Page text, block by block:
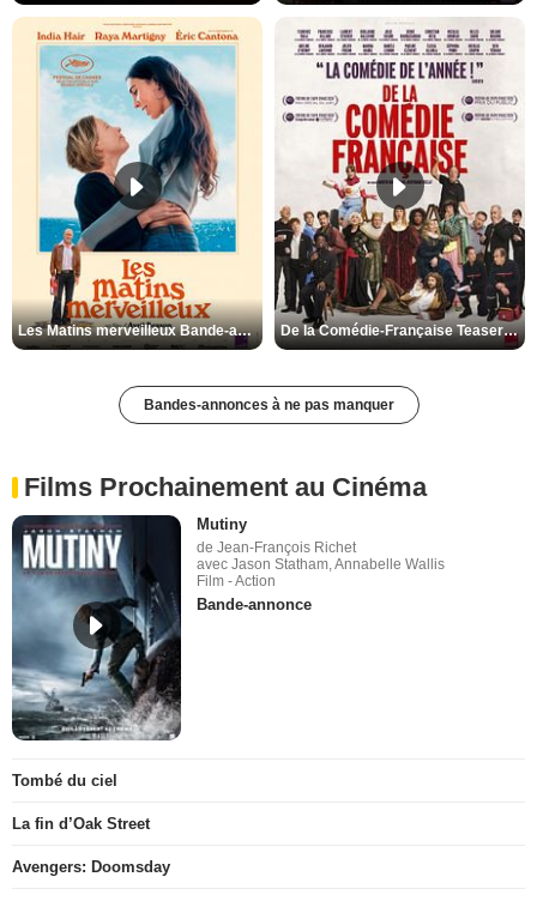
Les Matins merveilleux Bande-annonce VF De la Comédie-Française Teaser VF
Bandes-annonces à ne pas manquer
Films Prochainement au Cinéma
Mutiny
de Jean-François Richet
avec Jason Statham, Annabelle Wallis
Film - Action
Bande-annonce
Tombé du ciel
La fin d’Oak Street
Avengers: Doomsday